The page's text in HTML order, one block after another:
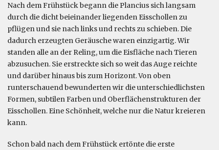
Nach dem Frühstück begann die Plancius sich langsam
durch die dicht beieinander liegenden Eisschollen zu
pflügen und sie nach links und rechts zu schieben. Die
dadurch erzeugten Geräusche waren einzigartig. Wir
standen alle an der Reling, um die Eisfläche nach Tieren
abzusuchen. Sie erstreckte sich so weit das Auge reichte
und darüber hinaus bis zum Horizont. Von oben
runterschauend bewunderten wir die unterschiedlichsten
Formen, subtilen Farben und Oberflächenstrukturen der
Eisschollen. Eine Schönheit, welche nur die Natur kreieren
kann.
Schon bald nach dem Frühstück ertönte die erste